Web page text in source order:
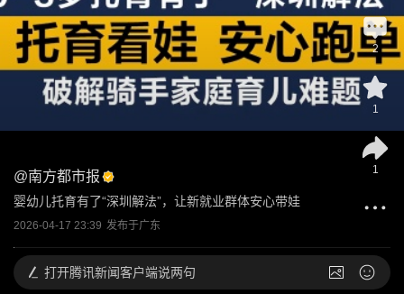
@南方都市报
婴幼儿托育有了“深圳解法”，让新就业群体安心带娃
2026-04-17 23:39 发布于广东
2
1
1
打开腾讯新闻客户端说两句